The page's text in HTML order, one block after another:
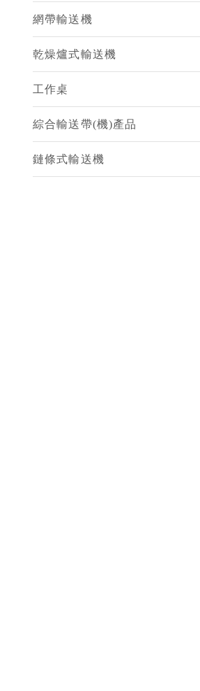
網帶輸送機
乾燥爐式輸送機
工作桌
綜合輸送帶(機)產品
鏈條式輸送機